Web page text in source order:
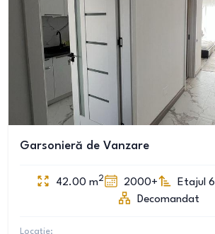
Garsonieră de Vanzare
42.00 m2 2000+ Etajul 6
Decomandat
Locație: